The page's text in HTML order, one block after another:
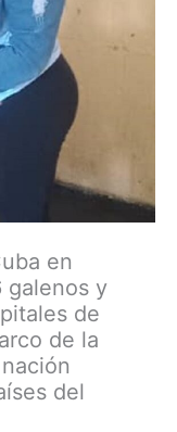
en
galenos y
de
de la
del